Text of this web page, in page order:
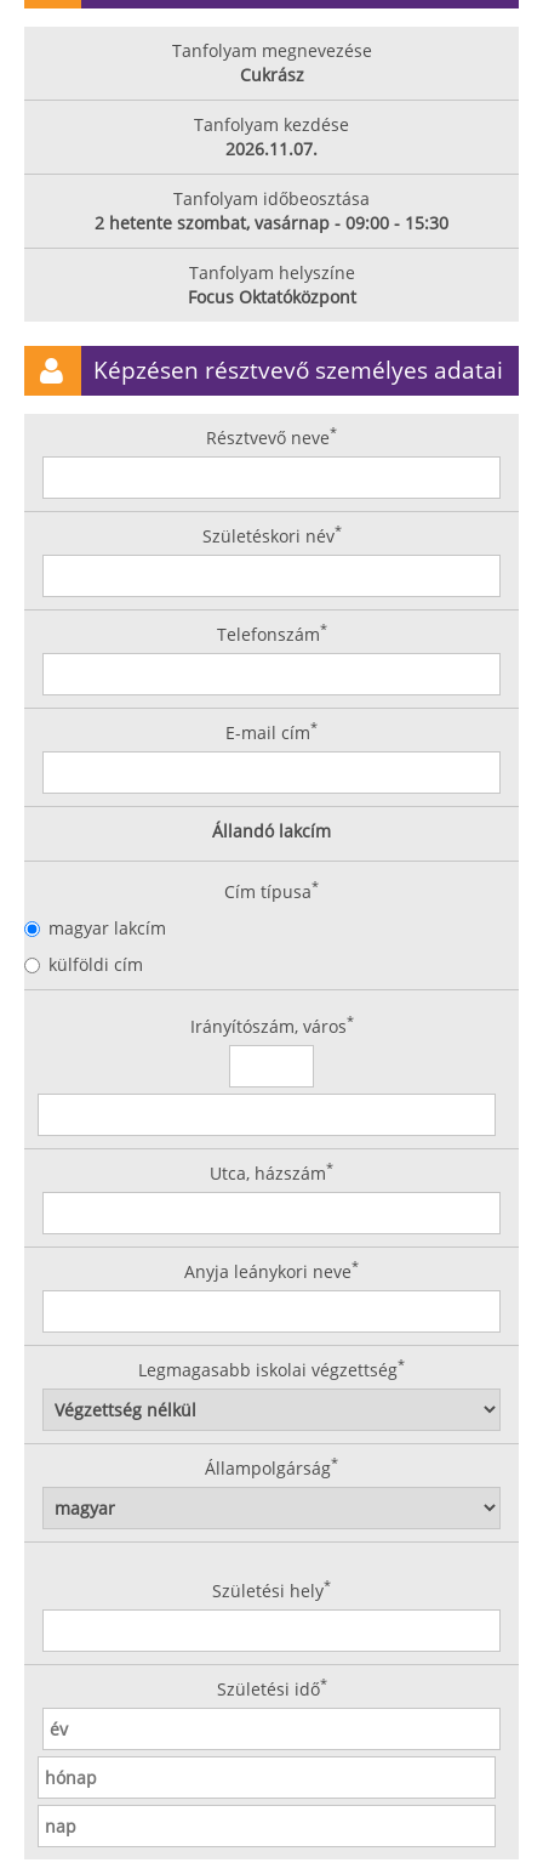
Tanfolyam megnevezése
Cukrász
Tanfolyam kezdése
2026.11.07.
Tanfolyam időbeosztása
2 hetente szombat, vasárnap - 09:00 - 15:30
Tanfolyam helyszíne
Focus Oktatóközpont
Képzésen résztvevő személyes adatai
Résztvevő neve*
Születéskori név*
Telefonszám*
E-mail cím*
Állandó lakcím
Cím típusa*
magyar lakcím
külföldi cím
Irányítószám, város*
Utca, házszám*
Anyja leánykori neve*
Legmagasabb iskolai végzettség*
Állampolgárság*
Születési hely*
Születési idő*